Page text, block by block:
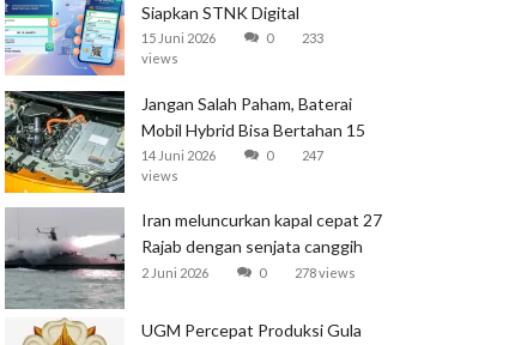
Siapkan STNK Digital
15 Juni 2026 0
233
views
Jangan Salah Paham, Baterai
Mobil Hybrid Bisa Bertahan 15
Tahun
14 Juni 2026 0
247
views
Iran meluncurkan kapal cepat 27
Rajab dengan senjata canggih
dan kecepatan tinggi
2 Juni 2026 0 278 views
UGM Percepat Produksi Gula